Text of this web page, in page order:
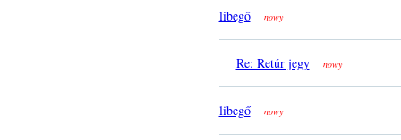
libegő nowy
Re: Retúr jegy nowy
libegő nowy